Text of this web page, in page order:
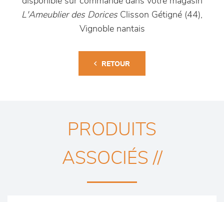
L'Ameublier des DoricesClisson Gétigné (44),
Vignoble nantais
RETOUR
PRODUITS
ASSOCIÉS //